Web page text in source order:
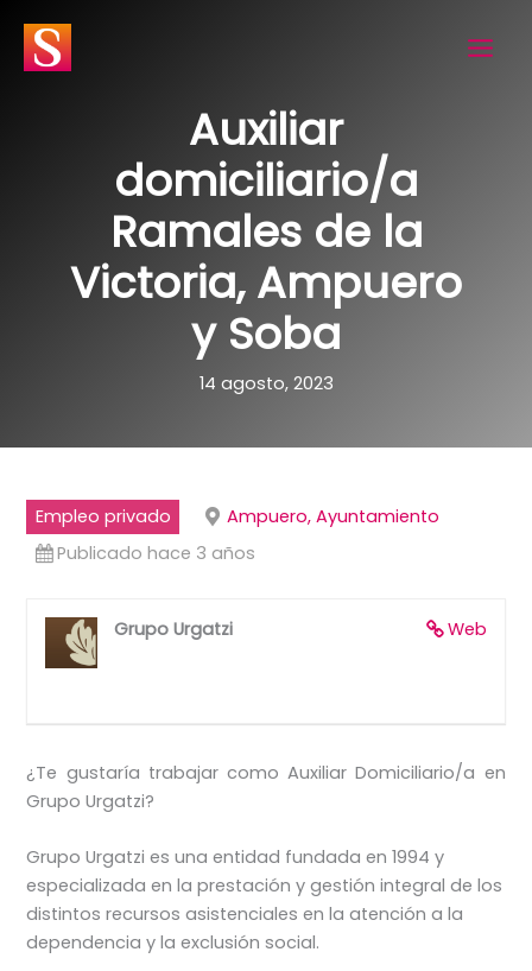
contenido
Auxiliar
domiciliario/a
Ramales de la
Victoria, Ampuero
y Soba
14 agosto, 2023
Empleo privado
Ampuero, Ayuntamiento
Publicado hace 3 años
Web
Grupo Urgatzi
¿Te gustaría trabajar como Auxiliar Domiciliario/a en
Grupo Urgatzi?
Grupo Urgatzi es una entidad fundada en 1994 y
especializada en la prestación y gestión integral de los
distintos recursos asistenciales en la atención a la
dependencia y la exclusión social.